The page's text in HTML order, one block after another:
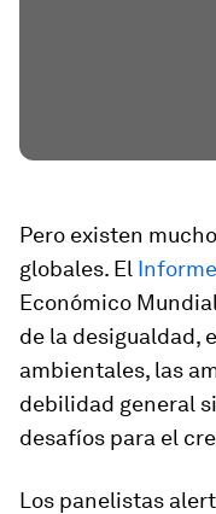
Pero existen
globales. El
Económico
de la desigualdad,
ambientales, las
debilidad general
desafíos para el
Los panelistas